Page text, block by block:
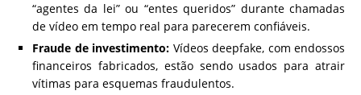
“agentes da lei” ou “entes queridos” durante chamadas
de vídeo em tempo real para parecerem confiáveis.
Fraude de investimento: Vídeos deepfake, com endossos
financeiros fabricados, estão sendo usados para atrair
vítimas para esquemas fraudulentos.